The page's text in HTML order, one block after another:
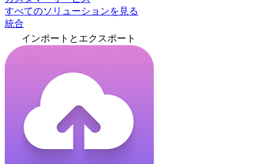
すべてのソリューションを見る
統合
インポートとエクスポート